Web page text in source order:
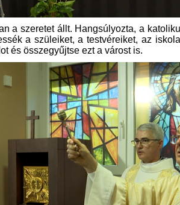
a szeretet állt. Hangsúlyozta, a
a szüleiket, a testvéreiket, az
és összegyűjtse ezt a várost is.